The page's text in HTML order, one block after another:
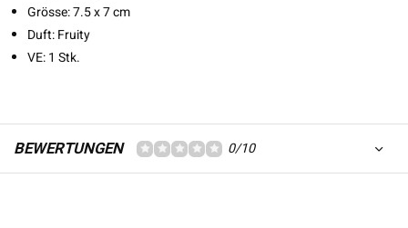
Grösse: 7.5 x 7 cm
Duft: Fruity
VE: 1 Stk.
BEWERTUNGEN 0/10